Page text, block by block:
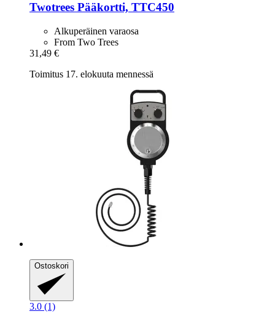
Twotrees Pääkortti, TTC450
Alkuperäinen varaosa
From Two Trees
31,49 €
Toimitus 17. elokuuta mennessä
Ostoskori
3.0 (1)